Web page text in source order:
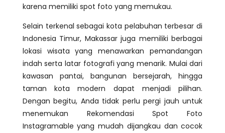
karena memiliki spot foto yang memukau.
Selain terkenal sebagai kota pelabuhan terbesar di
Indonesia Timur, Makassar juga memiliki berbagai
lokasi wisata yang menawarkan pemandangan
indah serta latar fotografi yang menarik. Mulai dari
kawasan pantai, bangunan bersejarah, hingga
taman kota modern dapat menjadi pilihan.
Dengan begitu, Anda tidak perlu pergi jauh untuk
menemukan Rekomendasi Spot Foto
Instagramable yang mudah dijangkau dan cocok